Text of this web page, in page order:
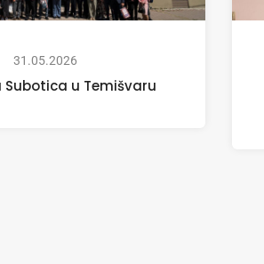
31.05.2026
Subotica u Temišvaru